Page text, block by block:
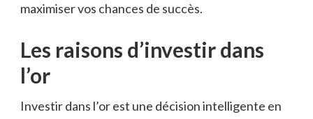
maximiser ‍vos chances de ⁤succès.
Les⁤ raisons d’investir⁤ dans
l’or
Investir dans l’or est une décision intelligente ​en